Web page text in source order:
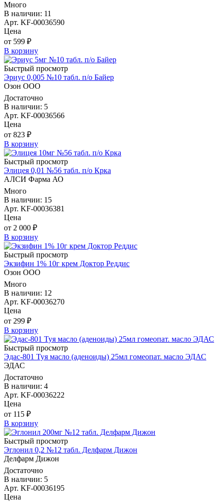
Много
В наличии: 11
Арт. KF-00036590
Цена
от 599 ₽
В корзину
Быстрый просмотр
Эриус 0,005 №10 табл. п/о Байер
Озон ООО
Достаточно
В наличии: 5
Арт. KF-00036566
Цена
от 823 ₽
В корзину
Быстрый просмотр
Элицея 0,01 №56 табл. п/о Крка
АЛСИ Фарма АО
Много
В наличии: 15
Арт. KF-00036381
Цена
от 2 000 ₽
В корзину
Быстрый просмотр
Экзифин 1% 10г крем Доктор Реддис
Озон ООО
Много
В наличии: 12
Арт. KF-00036270
Цена
от 299 ₽
В корзину
Быстрый просмотр
Эдас-801 Туя масло (аденоиды) 25мл гомеопат. масло ЭДАС
ЭДАС
Достаточно
В наличии: 4
Арт. KF-00036222
Цена
от 115 ₽
В корзину
Быстрый просмотр
Эглонил 0,2 №12 табл. Делфарм Дижон
Делфарм Дижон
Достаточно
В наличии: 5
Арт. KF-00036195
Цена